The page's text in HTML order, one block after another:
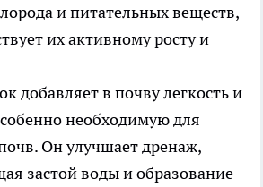
и питательных веществ,
их активному росту и
добавляет в почву легкость и
необходимую для
Он улучшает дренаж,
застой воды и образование